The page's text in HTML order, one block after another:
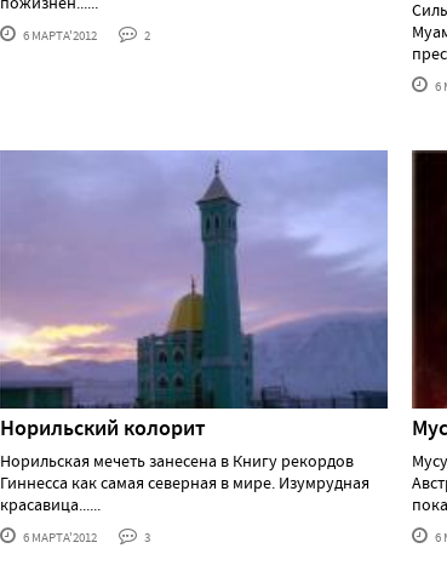
6 МАРТА'2012 2
6
Норильский колорит
Норильская мечеть занесена в Книгу рекордов
Гиннесса как самая северная в мире. Изумрудная
красавица......
6 МАРТА'2012 3 6